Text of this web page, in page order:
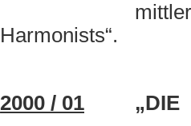
mittlerweile
Harmonists“.
2000 / 01 „DIE